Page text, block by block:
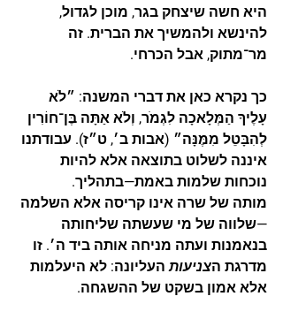
היא חשה שיצחק בגר, מוכן לגדול,
להינשא ולהמשיך את הברית. זה
מר־מתוק, אבל הכרחי.
כך נקרא כאן את דברי המשנה: ״לֹא
עָלֶיךָ הַמְּלָאכָה לִגְמֹר, וְלֹא אַתָּה בֶּן־חוֹרִין
לְהִבָּטֵל מִמֶּנָּה״ (אבות ב׳, ט״ז). עבודתנו
איננה לשלוט בתוצאה אלא להיות
נוכחות שלמות באמת—בתהליך.
מותה של שרה אינו קריסה אלא השלמה
—שלווה של מי שעשתה שליחותה
בנאמנות ועתה מניחה אותה ביד ה׳. זו
מדרגת הצניעות העליונה: לא היעלמות
אלא אמון בשקט של ההשגחה.